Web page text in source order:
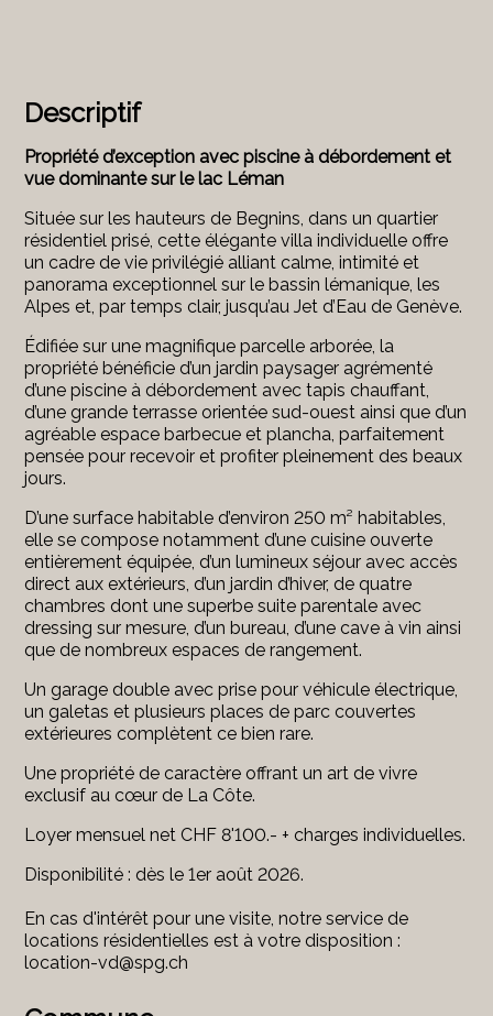
Descriptif
Propriété d’exception avec piscine à débordement et
vue dominante sur le lac Léman
Située sur les hauteurs de Begnins, dans un quartier
résidentiel prisé, cette élégante villa individuelle offre
un cadre de vie privilégié alliant calme, intimité et
panorama exceptionnel sur le bassin lémanique, les
Alpes et, par temps clair, jusqu’au Jet d’Eau de Genève.
Édifiée sur une magnifique parcelle arborée, la
propriété bénéficie d’un jardin paysager agrémenté
d’une piscine à débordement avec tapis chauffant,
d’une grande terrasse orientée sud-ouest ainsi que d’un
agréable espace barbecue et plancha, parfaitement
pensée pour recevoir et profiter pleinement des beaux
jours.
D’une surface habitable d’environ 250 m² habitables,
elle se compose notamment d’une cuisine ouverte
entièrement équipée, d’un lumineux séjour avec accès
direct aux extérieurs, d’un jardin d’hiver, de quatre
chambres dont une superbe suite parentale avec
dressing sur mesure, d’un bureau, d’une cave à vin ainsi
que de nombreux espaces de rangement.
Un garage double avec prise pour véhicule électrique,
un galetas et plusieurs places de parc couvertes
extérieures complètent ce bien rare.
Une propriété de caractère offrant un art de vivre
exclusif au cœur de La Côte.
Loyer mensuel net CHF 8'100.- + charges individuelles.
Disponibilité : dès le 1er août 2026.
En cas d'intérêt pour une visite, notre service de
locations résidentielles est à votre disposition :
location-vd@spg.ch